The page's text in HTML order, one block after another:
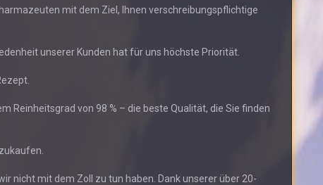
mit dem Ziel, Ihnen verschreibungspflichtige
unserer Kunden hat für uns höchste Priorität.
Reinheitsgrad von 98 % – die beste Qualität, die Sie finden
nicht mit dem Zoll zu tun haben. Dank unserer über 20-